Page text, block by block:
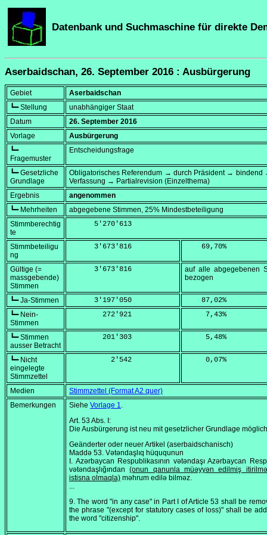
Datenbank und Suchmaschine für direkte
Aserbaidschan, 26. September 2016 : Ausbürgerung
Gebiet
Aserbaidschan
┗━ Stellung
unabhängiger Staat
Datum
26. September 2016
Vorlage
Ausbürgerung
┗━
Fragemuster
Entscheidungsfrage
┗━ Gesetzliche
Grundlage
Obligatorisches Referendum → durch Präsident → bindend
Verfassung → Partialrevision (Einzelthema)
Ergebnis
angenommen
┗━ Mehrheiten
abgegebene Stimmen, 25% Mindestbeteiligung
Stimmberechtig
te
      5'270'613
Stimmbeteiligu
ng
      3'673'816
    69,70
%
Gültige (=
massgebende)
Stimmen
      3'673'816
auf alle abgegebenen
bezogen
┗━ Ja-Stimmen
      3'197'050
    87,02
%
┗━ Nein-
Stimmen
        272'921
     7,43
%
┗━ Stimmen
ausser Betracht
        201'303
     5,48
%
┗━ Nicht
eingelegte
Stimmzettel
          2'542
     0,07
%
Medien
Stimmzettel (Format A2 quer)
Bemerkungen
Siehe Vorlage 1.
Art. 53 Abs. I:
Die Ausbürgerung ist neu mit gesetzlicher Grundlage
Geänderter oder neuer Artikel (aserbaidschanisch)
Maddə 53. Vətəndaşlıq hüququnun
I. Azərbaycan Respublikasının vətəndaşı Azərbaycan
vətəndaşlığından(onun qanunla müəyyən edilmiş
istisna olmaqla) məhrum edilə bilməz.
...
9. The word "in any case" in Part I of Article 53 shall be
the phrase "(except for statutory cases of loss)" shall be
the word "citizenship".